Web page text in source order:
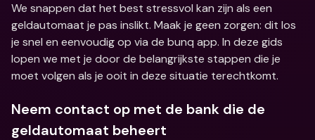
We snappen dat het best stressvol kan zijn als een
geldautomaat je pas inslikt. Maak je geen zorgen: dit los
je snel en eenvoudig op via de bunq app. In deze gids
lopen we met je door de belangrijkste stappen die je
moet volgen als je ooit in deze situatie terechtkomt.
Neem contact op met de bank die de
geldautomaat beheert